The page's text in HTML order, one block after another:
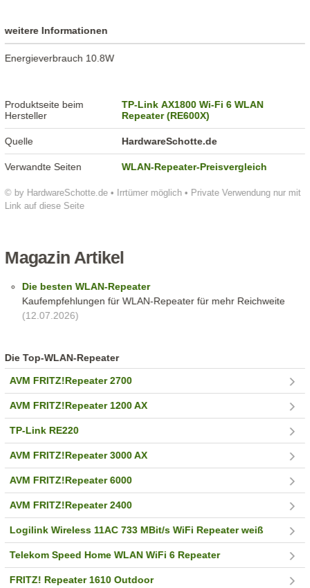
© by HardwareSchotte.de • Irrtümer möglich • Private Verwendung nur mit
Link auf diese Seite
weitere Informationen
Energieverbrauch 10.8W
Produktseite beim
Hersteller
TP-Link AX1800 Wi-Fi 6 WLAN
Repeater (RE600X)
Quelle HardwareSchotte.de
Verwandte Seiten WLAN-Repeater-Preisvergleich
Magazin Artikel
Die besten WLAN-Repeater
Kaufempfehlungen für WLAN-Repeater für mehr Reichweite
(12.07.2026)
Die Top-WLAN-Repeater
AVM FRITZ!Repeater 2700
AVM FRITZ!Repeater 1200 AX
TP-Link RE220
AVM FRITZ!Repeater 3000 AX
AVM FRITZ!Repeater 6000
AVM FRITZ!Repeater 2400
Logilink Wireless 11AC 733 MBit/s WiFi Repeater weiß
Telekom Speed Home WLAN WiFi 6 Repeater
FRITZ! Repeater 1610 Outdoor